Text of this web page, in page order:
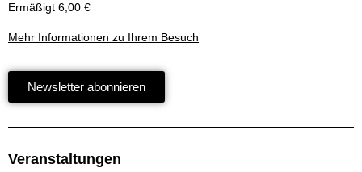
Ermäßigt 6,00 €
Mehr Informationen zu Ihrem Besuch
Newsletter abonnieren
Veranstaltungen